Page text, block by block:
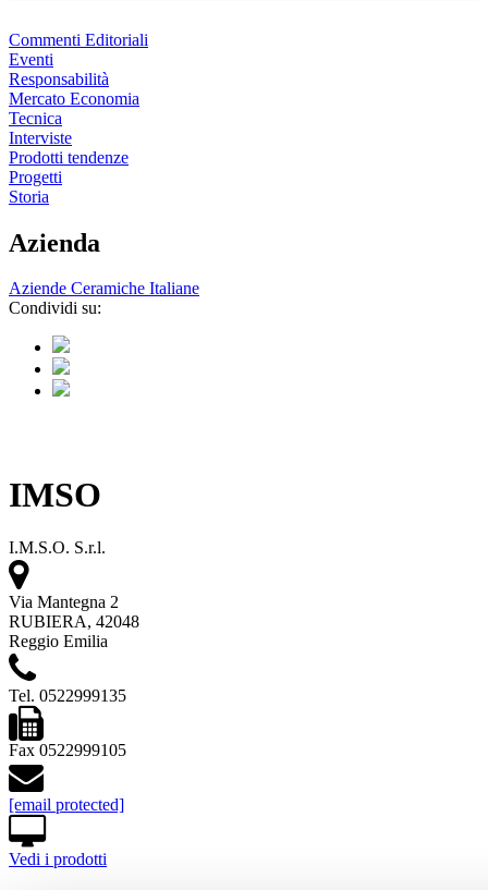
Commenti Editoriali
Eventi
Responsabilità
Mercato Economia
Tecnica
Interviste
Prodotti tendenze
Progetti
Storia
Azienda
Aziende Ceramiche Italiane
Condividi su:
IMSO
I.M.S.O. S.r.l.
Via Mantegna 2
RUBIERA, 42048
Reggio Emilia
Tel. 0522999135
Fax 0522999105
[email protected]
Vedi i prodotti